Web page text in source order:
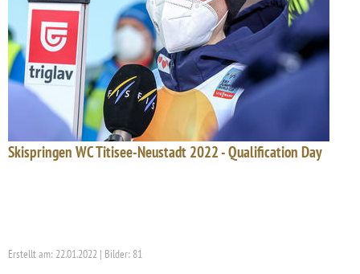
Skispringen WC Titisee-Neustadt 2022 - Qualification Day
Erstellt am: 22.01.2022 | Bilder: 81